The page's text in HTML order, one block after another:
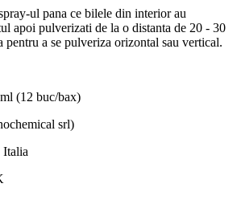
ul pana ce bilele din interior au
apoi pulverizati de la o distanta de 20 - 30
a se pulveriza orizontal sau vertical.
(12 buc/bax)
srl)
Italia